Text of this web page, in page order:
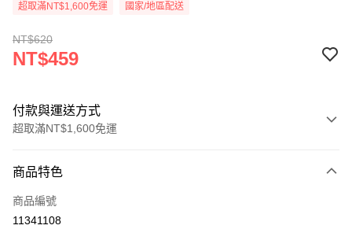
超取滿NT$1,600免運 國家/地區配送
NT$620
NT$459
付款與運送方式
超取滿NT$1,600免運
信用卡一次付款
超商取貨付款
商品特色
商品編號
11341108